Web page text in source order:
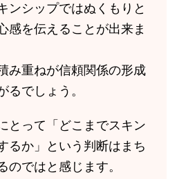
ンシップではぬくもりと
感を伝えることが出来ま
み重ねが信頼関係の形成
るでしょう。
とって「どこまでスキン
るか」という判断はまち
のではと感じます。